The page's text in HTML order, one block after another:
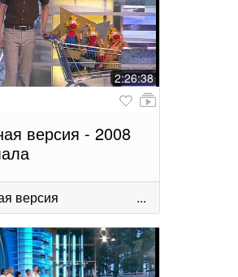
2:26:38
версия - 2008
версия ...